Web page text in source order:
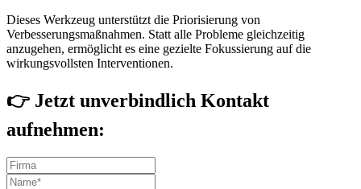
Dieses Werkzeug unterstützt die Priorisierung von
Verbesserungsmaßnahmen. Statt alle Probleme gleichzeitig
anzugehen, ermöglicht es eine gezielte Fokussierung auf die
wirkungsvollsten Interventionen.
👉 Jetzt unverbindlich Kontakt
aufnehmen: